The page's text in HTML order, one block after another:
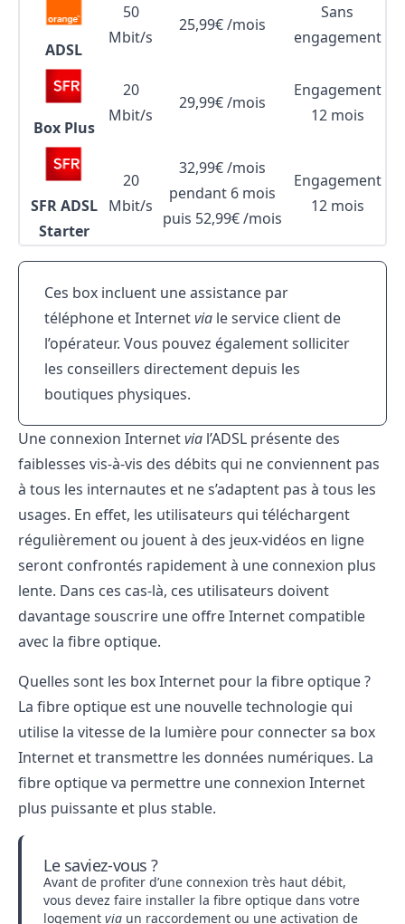
ADSL
50
Mbit/s
25,99€ /mois
Sans
engagement
Box Plus
20
Mbit/s
29,99€ /mois
Engagement
12 mois
SFR ADSL
Starter
20
Mbit/s
32,99€ /mois
pendant 6 mois
puis 52,99€ /mois
Engagement
12 mois
Ces box incluent uneassistance par
téléphone et Internetvia le service client de
l’opérateur. Vous pouvez également solliciter
les conseillers directement depuis les
boutiques physiques.
Une connexion Internetvia l’ADSL présente des
faiblesses vis-à-vis des débits qui ne conviennent pas
à tous les internautes et ne s’adaptent pas à tous les
usages. En effet, les utilisateurs qui téléchargent
régulièrement ou jouent à des jeux-vidéos en ligne
seront confrontés rapidement à une connexion plus
lente. Dans ces cas-là, ces utilisateurs doivent
davantage souscrire une offre Internet compatible
avec la fibre optique.
Quelles sont les box Internet pour la fibre optique ?
La fibre optique est une nouvelle technologie qui
utilise la vitesse de la lumière pour connecter sa box
Internet et transmettre les données numériques. La
fibre optique va permettre une connexion Internet
plus puissante et plus stable.
Le saviez-vous ?
Avant de profiter d’une connexion très haut débit,
vous devez faire installer la fibre optique dans votre
logement via un raccordement ou une activation de